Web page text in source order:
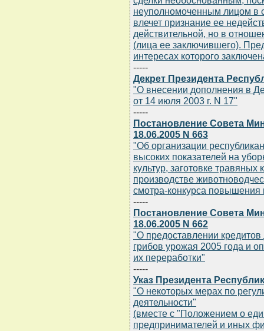
неуполномоченным лицом в
влечет признание ее
действительной, но в
(лица ее заключившего).
интересах которого
-----
Декрет Президента
"О внесении дополнения в
от 14 июля 2003 г. N 17"
-----
Постановление Совета
18.06.2005 N 663
"Об организации
высоких показателей на
культур, заготовке
производстве
смотра-конкурса повышения
-----
Постановление Совета
18.06.2005 N 662
"О предоставлении
грибов урожая 2005 года и
их переработки"
-----
Указ Президента
"О некоторых мерах по
деятельности"
(вместе с "Положением о
предпринимателей и иных